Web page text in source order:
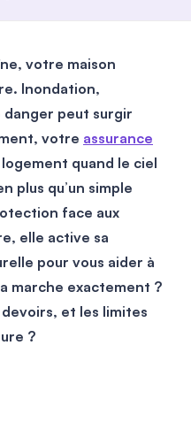
votre maison
Inondation,
peut surgir
votre assurance
quand le ciel
plus qu’un simple
face aux
elle active sa
pour vous aider à
marche exactement ?
et les limites
?